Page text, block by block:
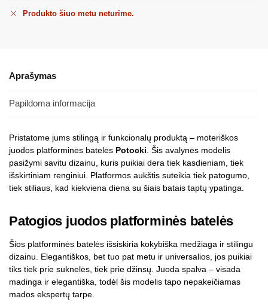
Produkto šiuo metu neturime.
Aprašymas
Papildoma informacija
Pristatome jums stilingą ir funkcionalų produktą – moteriškos
juodos platforminės batelės Potocki . Šis avalynės modelis
pasižymi savitu dizainu, kuris puikiai dera tiek kasdieniam, tiek
išskirtiniam renginiui. Platformos aukštis suteikia tiek patogumo,
tiek stiliaus, kad kiekviena diena su šiais batais taptų ypatinga.
Patogios juodos platforminės batelės
Šios platforminės batelės išsiskiria kokybiška medžiaga ir stilingu
dizainu. Elegantiškos, bet tuo pat metu ir universalios, jos puikiai
tiks tiek prie suknelės, tiek prie džinsų. Juoda spalva – visada
madinga ir elegantiška, todėl šis modelis tapo nepakeičiamas
mados ekspertų tarpe.